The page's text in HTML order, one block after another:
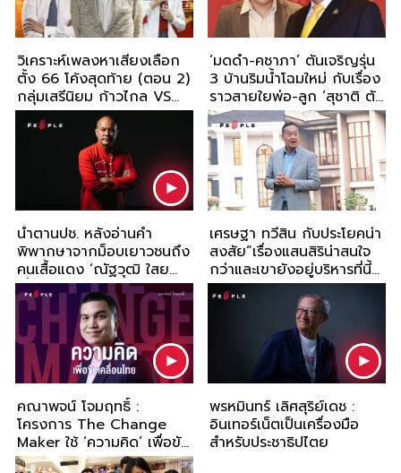
วิเคราะห์เพลงหาเสียงเลือก
ตั้ง 66 โค้งสุดท้าย (ตอน 2)
กลุ่มเสรีนิยม ก้าวไกล VS
เพื่อไทย
‘มดดำ-คชาภา’ ตันเจริญรุ่น
3 บ้านริมน้ำโฉมใหม่ กับเรื่อง
ราวสายใยพ่อ-ลูก ‘สุชาติ ตัน
เจริญ’
น้ำตานปช. หลังอ่านคำ
พิพากษาจากม็อบเยาวชนถึง
คนเสื้อแดง ‘ณัฐวุฒิ ใสย
เกื้อ’ 22 ปีเวทีการเมือง
เศรษฐา ทวีสิน กับประโยคน่า
สงสัย“เรื่องแสนสิริน่าสนใจ
กว่าและเขายังอยู่บริหารที่นี้
ต่อ"
คณาพจน์ โจมฤทธิ์ :
โครงการ The Change
Maker ใช้ ‘ความคิด’ เพื่อขับ
เคลื่อนประเทศไทย
พรหมินทร์ เลิศสุริย์เดช :
อินเทอร์เน็ตเป็นเครื่องมือ
สำหรับประชาธิปไตย